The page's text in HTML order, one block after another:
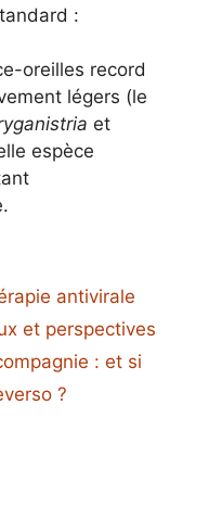
:
oreilles record
légers (le
et
espèce
antivirale
et perspectives
: et si
?